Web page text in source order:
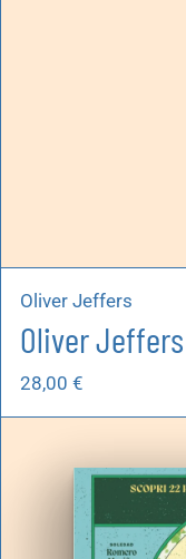
Oliver Jeffers
Oliver Jeffers
28,00 €